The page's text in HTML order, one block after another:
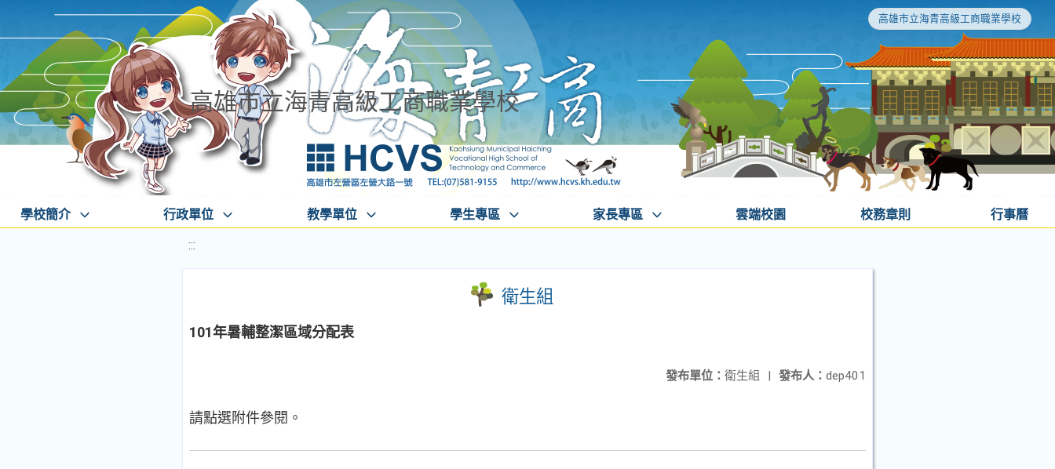
高雄市立海青高級工商職業學校
高雄市立海青高級工商職業學校
學校簡介 行政單位 教學單位 學生專區 家長專區 雲端校園 校務章則 行事曆
:::
衛生組
101年暑輔整潔區域分配表
發布人： dep401
發布單位： 衛生組 |
請點選附件參閱。